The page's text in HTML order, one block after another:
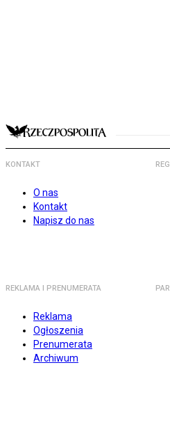
KONTAKT
O nas
Kontakt
Napisz do nas
REKLAMA I PRENUMERATA
Reklama
Ogłoszenia
Prenumerata
Archiwum